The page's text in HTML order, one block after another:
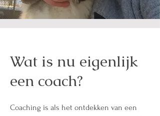
Wat is nu eigenlijk
een coach?
Coaching is als het ontdekken van een